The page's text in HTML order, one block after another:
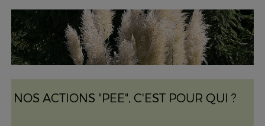
NOS ACTIONS "PEE", C'EST POUR QUI ?